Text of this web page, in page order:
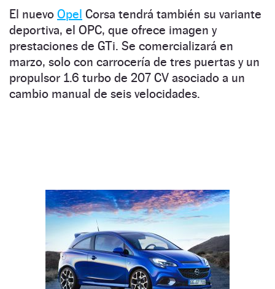
El nuevo Opel Corsa tendrá también su variante
deportiva, el OPC, que ofrece imagen y
prestaciones de GTi. Se comercializará en
marzo, solo con carrocería de tres puertas y un
propulsor 1.6 turbo de 207 CV asociado a un
cambio manual de seis velocidades.